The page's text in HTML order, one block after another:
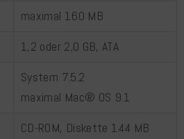
maximal 160 MB
1,2 oder 2,0 GB, ATA
System 7.5.2
maximal Mac® OS 9.1
CD-ROM, Diskette 1.44 MB